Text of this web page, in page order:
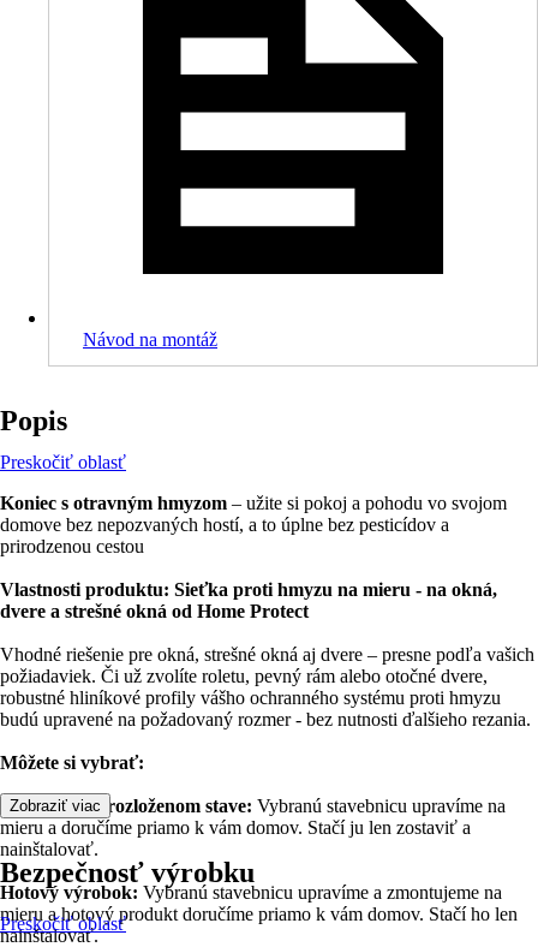
Návod na montáž
Popis
Preskočiť oblasť
Koniec s otravným hmyzom – užite si pokoj a pohodu vo svojom
domove bez nepozvaných hostí, a to úplne bez pesticídov a
prirodzenou cestou
Vlastnosti produktu: Sieťka proti hmyzu na mieru - na okná,
dvere a strešné okná od Home Protect
Vhodné riešenie pre okná, strešné okná aj dvere – presne podľa vašich
požiadaviek. Či už zvolíte roletu, pevný rám alebo otočné dvere,
robustné hliníkové profily vášho ochranného systému proti hmyzu
budú upravené na požadovaný rozmer - bez nutnosti ďalšieho rezania.
Môžete si vybrať:
Stavebnice v rozloženom stave: Vybranú stavebnicu upravíme na
mieru a doručíme priamo k vám domov. Stačí ju len zostaviť a
nainštalovať.
Hotový výrobok: Vybranú stavebnicu upravíme a zmontujeme na
mieru a hotový produkt doručíme priamo k vám domov. Stačí ho len
nainštalovať.
Zobraziť viac
Bezpečnosť výrobku
Preskočiť oblasť